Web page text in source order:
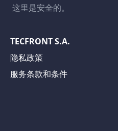
这里是安全的。
TECFRONT S.A.
隐私政策
服务条款和条件